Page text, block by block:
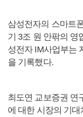
삼성전자의 스마트
기 3조 원 안팎의 영
성전자 IM사업부는
을 기록했다.
최도연 교보증권 연
에 대한 시장의 기대